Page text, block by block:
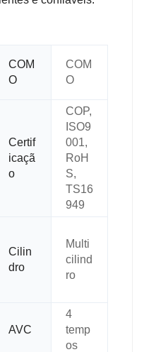
COM
O
COM
O
Certif
icaçã
o
COP,
ISO9
001,
RoH
S,
TS16
949
Cilin
dro
Multi
cilind
ro
AVC
4
temp
os